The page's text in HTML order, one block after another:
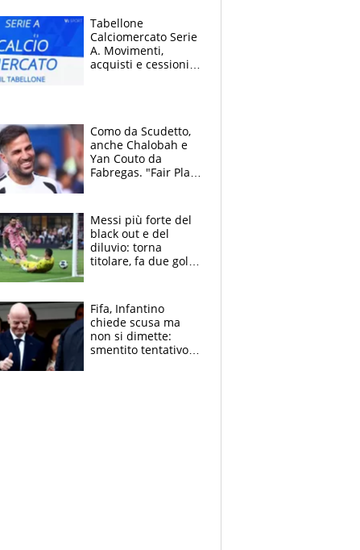
Tabellone
Calciomercato Serie
A. Movimenti,
acquisti e cessioni:
Como da Scudetto,
anche Chalobah e
Yan Couto da
Fabregas. "Fair Play
multa"
Messi più forte del
black out e del
diluvio: torna
titolare, fa due gol e
che ritiro
Fifa, Infantino
chiede scusa ma
non si dimette:
smentito tentativo di